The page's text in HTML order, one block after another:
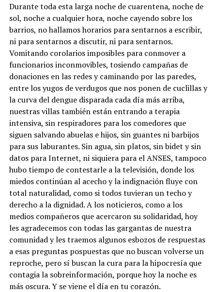
Durante toda esta larga noche de cuarentena, noche de
sol, noche a cualquier hora, noche cayendo sobre los
barrios, no hallamos horarios para sentarnos a escribir,
ni para sentarnos a discutir, ni para sentarnos.
Vomitando corolarios imposibles para conmover a
funcionarios inconmovibles, tosiendo campañas de
donaciones en las redes y caminando por las paredes,
entre los yugos de verdugos que nos ponen de cuclillas y
la curva del dengue disparada cada día más arriba,
nuestras villas también están entrando a terapia
intensiva, sin respiradores para los comedores que
siguen salvando abuelas e hijos, sin guantes ni barbijos
para sus laburantes. Sin agua, sin platos, sin bidet y sin
datos para Internet, ni siquiera para el ANSES, tampoco
hubo tiempo de contestarle a la televisión, donde los
miedos continúan al acecho y la indignación fluye con
total naturalidad, como si todos tuvieran un techo y
derecho a la dignidad. A los noticieros, como a los
medios compañeros que acercaron su solidaridad, hoy
les agradecemos con todas las gargantas de nuestra
comunidad y les traemos algunos esbozos de respuestas
a esas preguntas pospuestas que no buscan volverse un
reproche, pero sí buscan la cura para la hipocresía que
contagia la sobreinformación, porque hoy la noche es
más oscura. Y se viene el día en tu corazón.